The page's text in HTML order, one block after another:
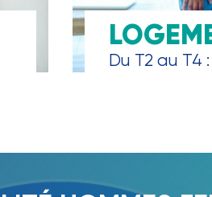
Du T2 au T4